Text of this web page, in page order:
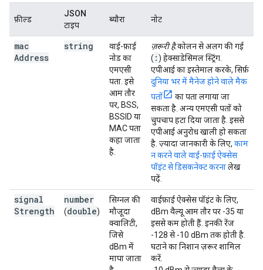
फ़ील्ड
JSON
टाइप
ब्यौरा नोट
mac
Address
string
वाई-फ़ाई
नोड का
एमएसी
पता. इसे
आम तौर
पर, BSS,
BSSID या
MAC पता
कहा जाता
है.
ज़रूरी है.कोलन से अलग की गई
( :) हेक्साडेसिमल स्ट्रिंग.
एपीआई का इस्तेमाल करके, सिर्फ़
दुनिया भर में मैनेज होने वाले मैक
पतों
का पता लगाया जा
सकता है. अन्य एमएसी पतों को
चुपचाप हटा दिया जाता है. इससे
एपीआई अनुरोध खाली हो सकता
है. ज़्यादा जानकारी के लिए, काम
न करने वाले वाई-फ़ाई ऐक्सेस
पॉइंट से डिसकनेक्ट करनालेख
पढ़ें.
signal
Strength
number
(double)
सिग्नल की
मौजूदा
क्वालिटी,
जिसे
dBm में
मापा जाता
वाईफ़ाई ऐक्सेस पॉइंट के लिए,
dBm वैल्यू आम तौर पर -35 या
इससे कम होती हैं. इनकी रेंज
-128 से -10 dBm तक होती है.
घटाने का निशान ज़रूर शामिल
करें.